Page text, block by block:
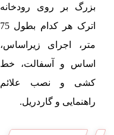
بزرگ بر روی رودخانه
اترک هر کدام بطول 75
متر، اجرای زیراساس،
اساس و آسفالت، خط
کشی و نصب علائم
راهنمایی و گاردریل.